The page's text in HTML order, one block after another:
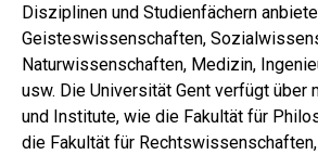
Disziplinen und Studienfächern
Geisteswissenschaften,
Naturwissenschaften, Medizin,
usw. Die Universität Gent verfügt über
und Institute, wie die Fakultät für
die Fakultät für